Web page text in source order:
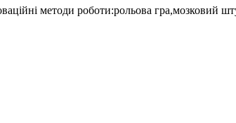
методи роботи:рольова гра,мозковий